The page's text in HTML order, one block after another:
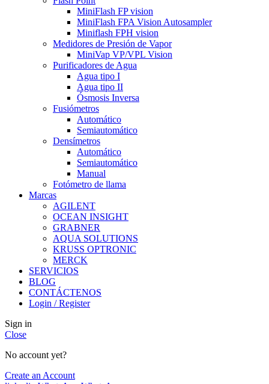
MiniFlash FP vision
MiniFlash FPA Vision Autosampler
Miniflash FPH vision
Medidores de Presión de Vapor
MiniVap VP/VPL Vision
Purificadores de Agua
Agua tipo I
Agua tipo II
Ósmosis Inversa
Fusiómetros
Automático
Semiautomático
Densímetros
Automático
Semiautomático
Manual
Fotómetro de llama
Marcas
AGILENT
OCEAN INSIGHT
GRABNER
AQUA SOLUTIONS
KRUSS OPTRONIC
MERCK
SERVICIOS
BLOG
CONTÁCTENOS
Login / Register
Sign in
Close
No account yet?
Create an Account